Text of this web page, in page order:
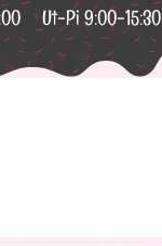
Ut-Pi 9:00-15:30